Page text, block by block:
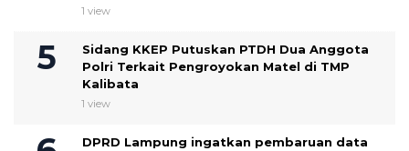
1 view
Sidang KKEP Putuskan PTDH Dua Anggota
Polri Terkait Pengroyokan Matel di TMP
Kalibata
1 view
DPRD Lampung ingatkan pembaruan data